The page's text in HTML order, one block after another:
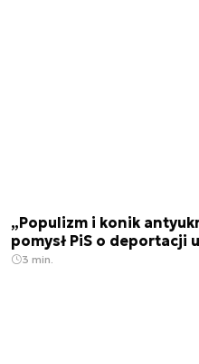
„Populizm i konik
pomysł PiS o deportacji
3 min.